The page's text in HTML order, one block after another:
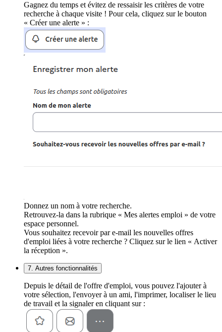
Gagnez du temps et évitez de ressaisir les critères de votre
recherche à chaque visite ! Pour cela, cliquez sur le bouton
« Créer une alerte » :
Donnez un nom à votre recherche.
Retrouvez-la dans la rubrique « Mes alertes emploi » de votre
espace personnel.
Vous souhaitez recevoir par e-mail les nouvelles offres
d'emploi liées à votre recherche ? Cliquez sur le lien « Activer
la réception ».
7. Autres fonctionnalités
Depuis le détail de l'offre d'emploi, vous pouvez l'ajouter à
votre sélection, l'envoyer à un ami, l'imprimer, localiser le lieu
de travail et la signaler en cliquant sur :